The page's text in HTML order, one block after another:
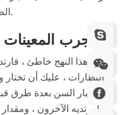
الصوت يهدف إلى تعويض ضعف السمع.
2. جرب
هذا النهج خاطئ ،
النظارات ، عليك أن تختار
من كبار السن بعدة طرق
ما يرتديه الآخرون ،